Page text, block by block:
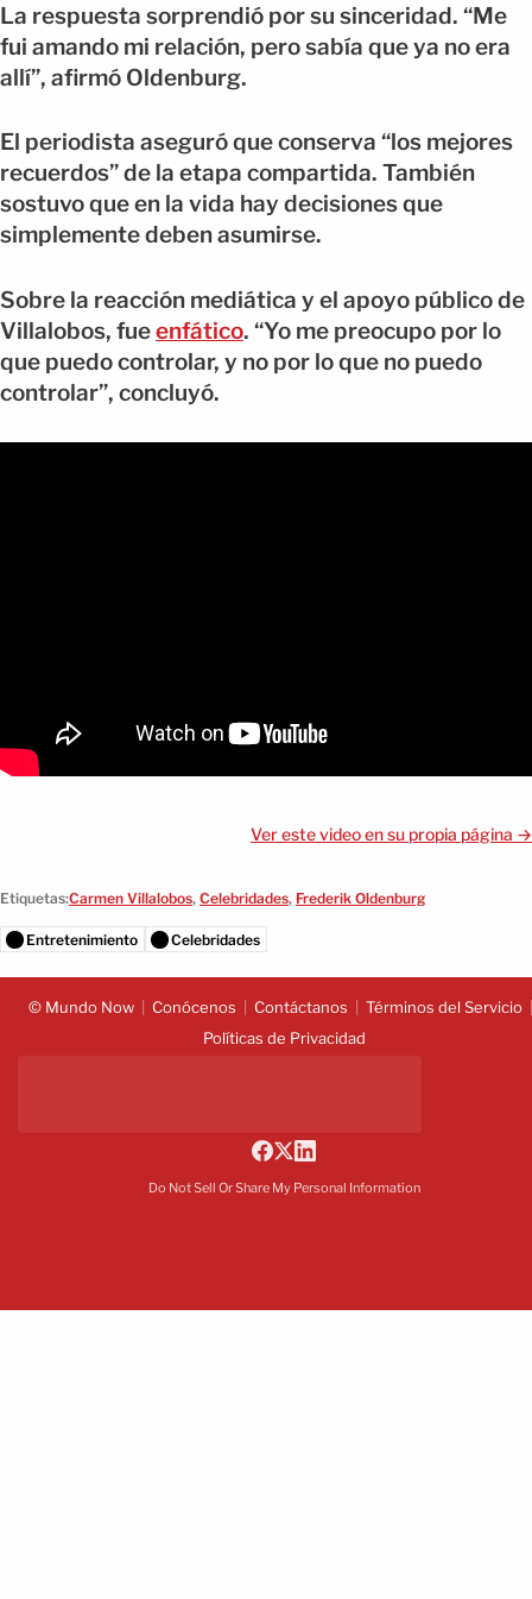
La respuesta sorprendió por su sinceridad. “Me
fui amando mi relación, pero sabía que ya no era
allí”, afirmó Oldenburg.
El periodista aseguró que conserva “los mejores
recuerdos” de la etapa compartida. También
sostuvo que en la vida hay decisiones que
simplemente deben asumirse.
Sobre la reacción mediática y el apoyo público de
Villalobos, fueenfático. “Yo me preocupo por lo
que puedo controlar, y no por lo que no puedo
controlar”, concluyó.
Ver este video en su propia página →
Etiquetas:Carmen Villalobos, Celebridades, Frederik Oldenburg
Entretenimiento Celebridades
© Mundo Now Conócenos Contáctanos
Términos del Servicio
Políticas de Privacidad
Do Not Sell Or Share My Personal Information